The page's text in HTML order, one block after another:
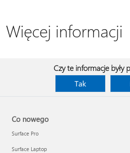
Więcej informacji
Czy te informacje były
Tak
Co nowego
Surface Pro
Surface Laptop